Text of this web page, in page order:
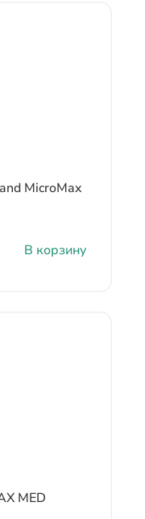
MicroMax
В корзину
MED